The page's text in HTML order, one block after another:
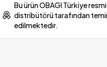
Bu ürün OBAGI Türkiye resmi
distribütörü tarafından
edilmektedir.